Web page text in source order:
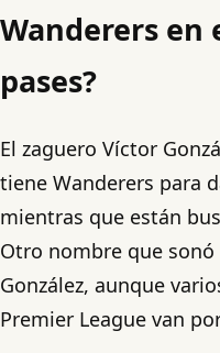
Wanderers en
pases?
El zaguero Víctor
tiene Wanderers para
mientras que están
Otro nombre que sonó
González, aunque
Premier League van